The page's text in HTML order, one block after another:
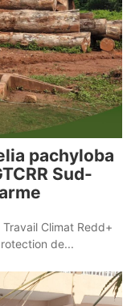
pachyloba
Sud-
Climat Redd+
de...